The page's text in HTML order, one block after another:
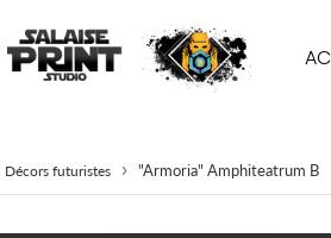
Décors futuristes › "Armoria" Amphiteatrum B